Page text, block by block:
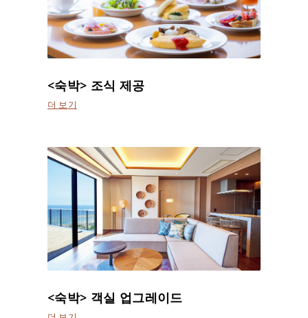
<숙박> 조식 제공
더 보기
<숙박> 객실 업그레이드